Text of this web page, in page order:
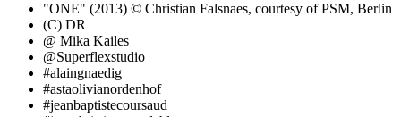
"ONE" (2013) © Christian Falsnaes, courtesy of PSM, Berlin
(C) DR
@ Mika Kailes
@Superflexstudio
#alaingnaedig
#astaolivianordenhof
#jeanbaptistecoursaud